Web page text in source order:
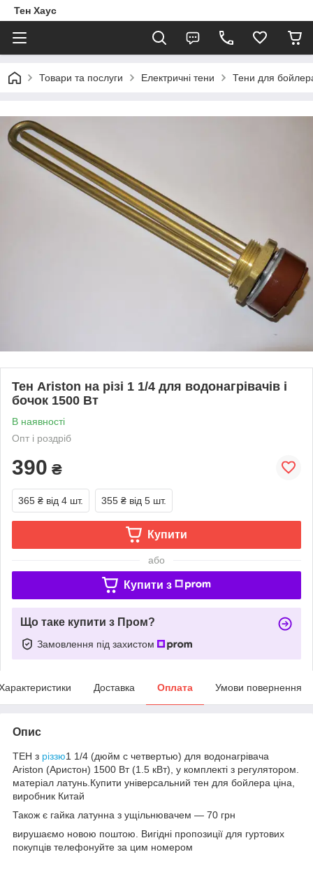
Тен Хаус
Товари та послуги Електричні тени Тени для
Тен Ariston на різі 1 1/4 для водонагрівачів і
бочок 1500 Вт
В наявності
Опт і роздріб
390 ₴
365 ₴ від 4 шт. 355 ₴ від 5 шт.
Купити
або
Купити з
Що таке купити з Пром?
Замовлення під захистом
Доставка Оплата Умови повернення
Опис
ТЕН з різзю1 1/4 (дюйм с четвертью) для водонагрівача
Ariston (Аристон) 1500 Вт (1.5 кВт), у комплекті з регулятором.
матеріал латунь.Купити універсальний тен для бойлера ціна,
виробник Китай
Також є гайка латунна з ущільнювачем — 70 грн
вирушаємо новою поштою. Вигідні пропозиції для гуртових
покупців телефонуйте за цим номером